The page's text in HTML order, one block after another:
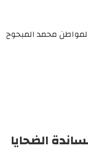
محمد المبحوح
الضحايا